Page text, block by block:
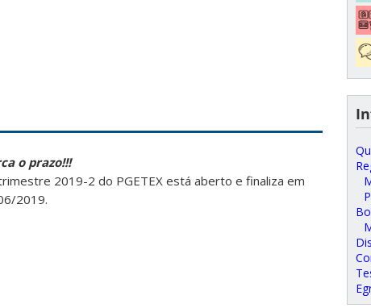
o prazo!!!
2019-2 do PGETEX está aberto e finaliza em
2019.